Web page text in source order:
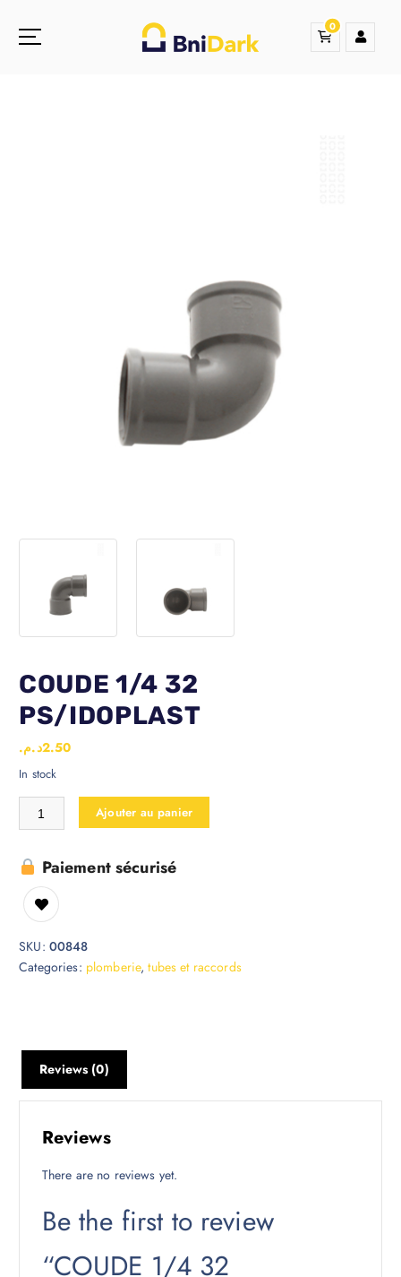
0
COUDE 1/4 32
PS/IDOPLAST
2.50د.م.
In stock
Ajouter au panier
Paiement sécurisé
SKU: 00848
Categories: plomberie,tubes et raccords
Reviews (0)
Reviews
There are no reviews yet.
Be the first to review
“COUDE 1/4 32